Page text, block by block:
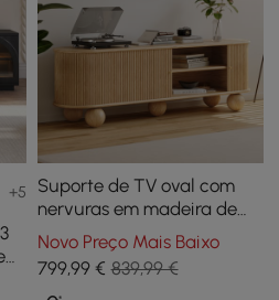
+5
Suporte de TV oval com
nervuras em madeira de
freixo Stria 1800 mm com
armazenamento
Novo Preço Mais Baixo
799,99€ 839,99 €